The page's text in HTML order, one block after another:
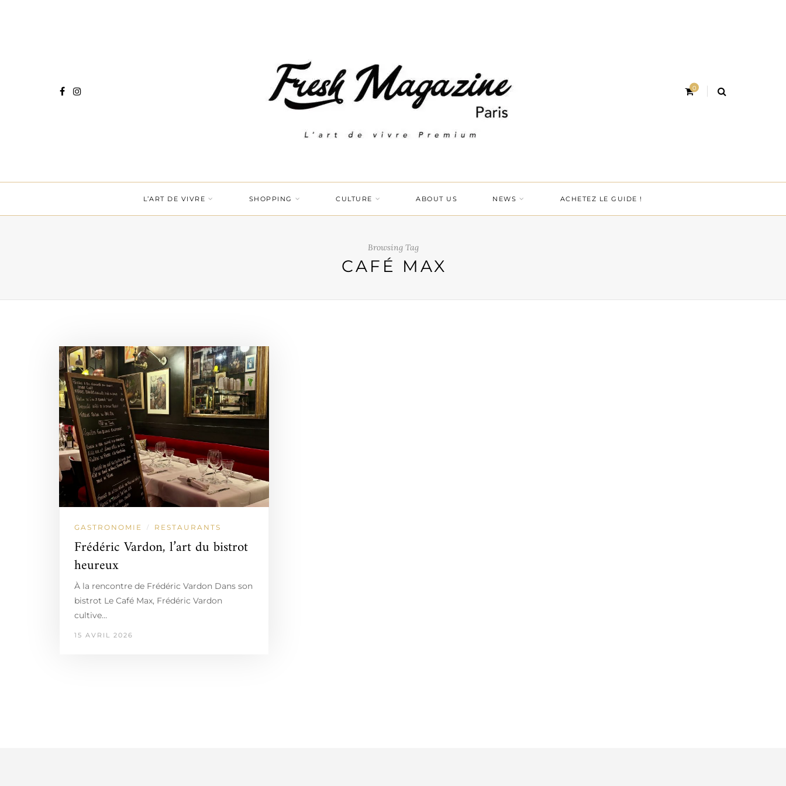
0
L’ART DE VIVRE SHOPPING CULTURE ABOUT US NEWS ACHETEZ LE GUIDE !
Browsing Tag
CAFÉ MAX
GASTRONOMIE / RESTAURANTS
Frédéric Vardon, l’art du bistrot
heureux
À la rencontre de Frédéric Vardon Dans son
bistrot Le Café Max, Frédéric Vardon
cultive…
15 AVRIL 2026